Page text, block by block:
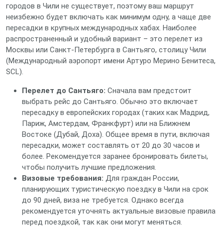
городов в Чили не существует, поэтому ваш маршрут
неизбежно будет включать как минимум одну, а чаще две
пересадки в крупных международных хабах. Наиболее
распространенный и удобный вариант – это перелет из
Москвы или Санкт-Петербурга в Сантьяго, столицу Чили
(Международный аэропорт имени Артуро Мерино Бенитеса,
SCL).
Перелет до Сантьяго: Сначала вам предстоит
выбрать рейс до Сантьяго. Обычно это включает
пересадку в европейских городах (таких как Мадрид,
Париж, Амстердам, Франкфурт) или на Ближнем
Востоке (Дубай, Доха). Общее время в пути, включая
пересадки, может составлять от 20 до 30 часов и
более. Рекомендуется заранее бронировать билеты,
чтобы получить лучшие предложения.
Визовые требования: Для граждан России,
планирующих туристическую поездку в Чили на срок
до 90 дней, виза не требуется. Однако всегда
рекомендуется уточнять актуальные визовые правила
перед поездкой, так как они могут меняться.